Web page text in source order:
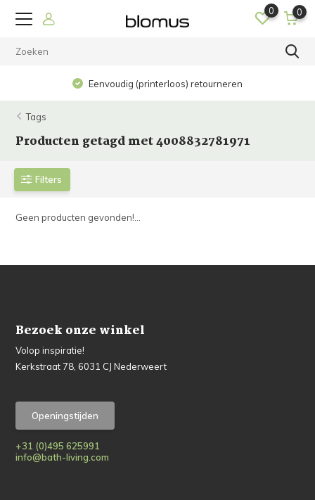
0 0
Eenvoudig (printerloos) retourneren
Tags
Producten getagd met 4008832781971
Filters
Geen producten gevonden!...
Bezoek onze winkel
Volop inspiratie!
Kerkstraat 78, 6031 CJ Nederweert
Openingstijden
+31 (0)495 625991
info@bath-living.com